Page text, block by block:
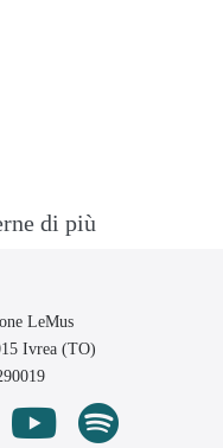
di più
LeMus
Ivrea (TO)